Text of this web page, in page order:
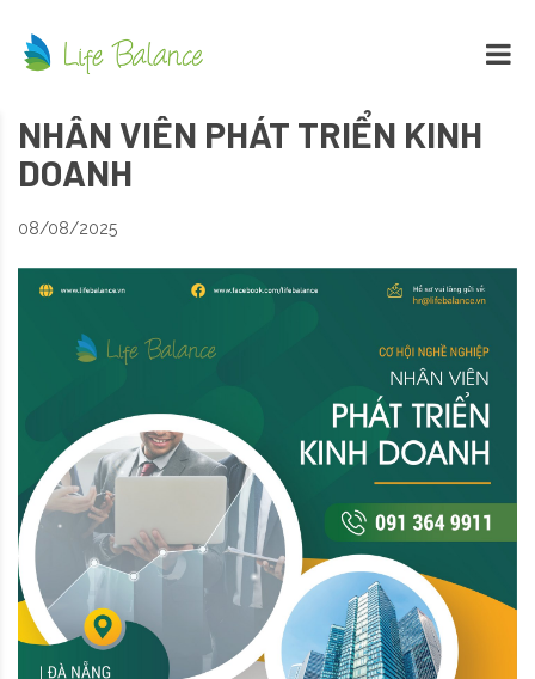
NHÂN VIÊN PHÁT TRIỂN KINH
DOANH
08/08/2025